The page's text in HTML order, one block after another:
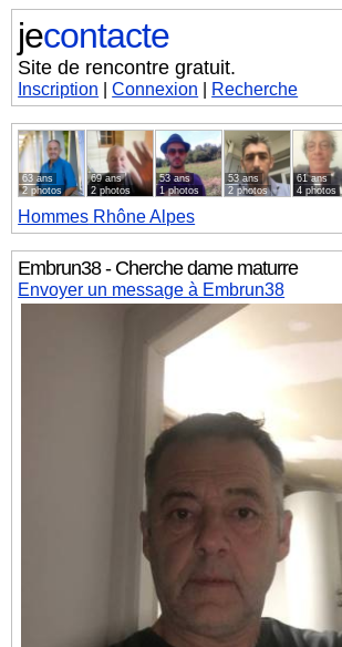
jecontacte
Site de rencontre gratuit.
Inscription |Connexion Recherche
63 ans
2 photos
69 ans
2 photos
53 ans
1 photos
53 ans
2 photos
61 ans
4 photos
Hommes Rhône Alpes
Embrun38 - Cherche dame maturre
Envoyer un message à Embrun38